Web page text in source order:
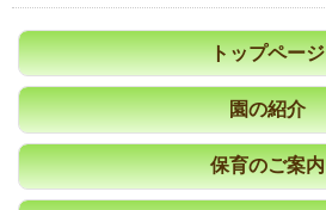
トップページ
園の紹介
保育のご案内